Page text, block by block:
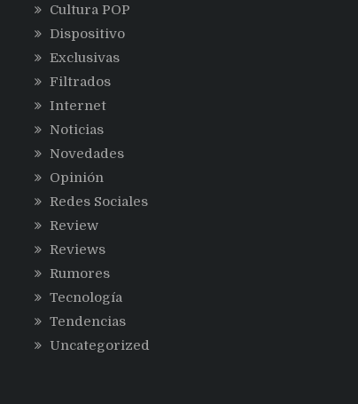
Cultura POP
Dispositivo
Exclusivas
Filtrados
Internet
Noticias
Novedades
Opinión
Redes Sociales
Review
Reviews
Rumores
Tecnología
Tendencias
Uncategorized